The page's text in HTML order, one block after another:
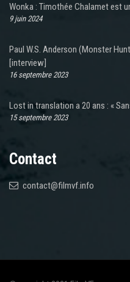
Wonka : Timothée Chalamet est
9 juin 2024
Paul W.S. Anderson (Monster
[interview]
16 septembre 2023
Lost in translation a 20 ans : «
15 septembre 2023
Contact
contact@filmvf.info